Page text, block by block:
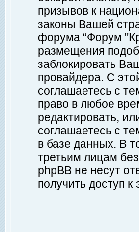
призывов к
законы Вашей
форума “Форум
размещения
заблокировать
провайдера. С
соглашаетесь с
право в любое
редактировать,
соглашаетесь с
в базе данных. В
третьим лицам
phpBB не несут
получить доступ